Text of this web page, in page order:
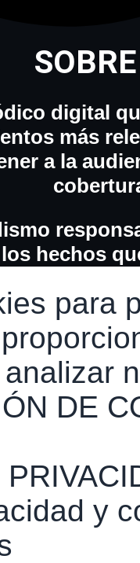
digital
más
a la
los hechos
para
DE
y